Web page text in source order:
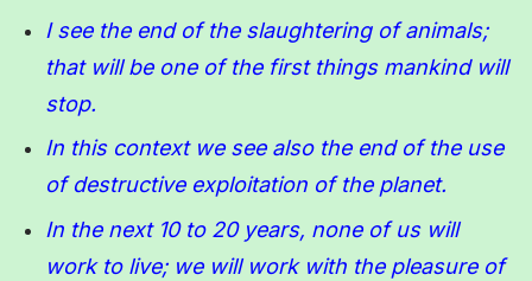
I see the end of the slaughtering of animals;
that will be one of the first things mankind will
stop.
In this context we see also the end of the use
of destructive exploitation of the planet.
In the next 10 to 20 years, none of us will
work to live; we will work with the pleasure of